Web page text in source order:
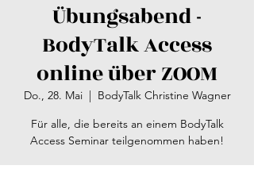
Übungsabend -
BodyTalk Access
online über ZOOM
Do., 28. Mai
  |
BodyTalk Christine Wagner
Für alle, die bereits an einem BodyTalk
Access Seminar teilgenommen haben!